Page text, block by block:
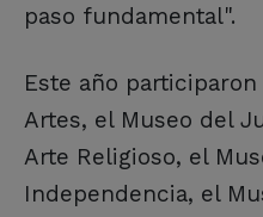
paso fundamental".
Este año
Artes, el Museo del
Arte Religioso, el
Independencia, el